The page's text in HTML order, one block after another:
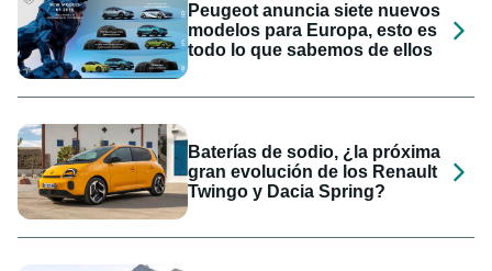
Peugeot anuncia siete nuevos
modelos para Europa, esto es
todo lo que sabemos de ellos
Baterías de sodio, ¿la próxima
gran evolución de los Renault
Twingo y Dacia Spring?